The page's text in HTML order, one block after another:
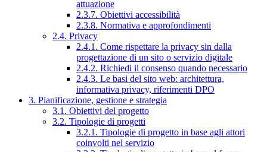
attuazione
2.3.7. Obiettivi accessibilità
2.3.8. Normativa e approfondimenti
2.4. Privacy
2.4.1. Come rispettare la privacy sin dalla
progettazione di un sito o servizio digitale
2.4.2. Richiedi il consenso quando necessario
2.4.3. Le basi del sito web: architettura,
informativa privacy, riferimenti DPO
3. Pianificazione, gestione e strategia
3.1. Obiettivi del progetto
3.2. Tipologie di progetti
3.2.1. Tipologie di progetto in base agli attori
coinvolti nel servizio